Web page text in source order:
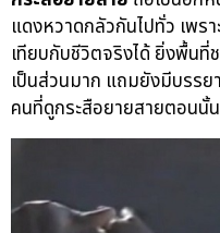
แดงหวาดกลัวกันไปทั่ว เพร
เทียบกับชีวิตจริงได้ ยิ่งพื้นที่
เป็นส่วนมาก แถมยังมีบรรย
คนที่ดูกระสือยายสายตอนนั้